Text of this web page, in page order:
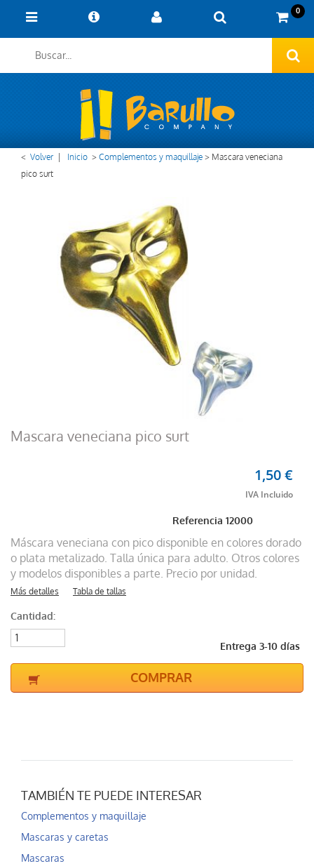
0
< Volver Inicio >Complementos y maquillaje> Mascara veneciana
pico surt
Mascara veneciana pico surt
Referencia12000
1,50 €
Máscara veneciana con pico disponible en colores dorado
o plata metalizado. Talla única para adulto. Otros colores
y modelos disponibles a parte. Precio por unidad.
Más detalles Tabla de tallas
Cantidad:
Entrega 3-10 días
COMPRAR
TAMBIÉN TE PUEDE INTERESAR
Complementos y maquillaje
Mascaras y caretas
Mascaras